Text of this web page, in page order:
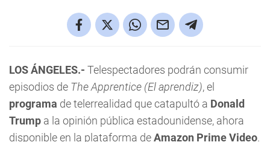
LOS ÁNGELES.- Telespectadores podrán consumir
episodios de The Apprentice (El aprendiz), el
programa de telerrealidad que catapultó a Donald
Trump a la opinión pública estadounidense, ahora
disponible en la plataforma deAmazon Prime Video.